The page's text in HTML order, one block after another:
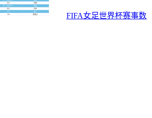
FIFA女足世界杯赛事数